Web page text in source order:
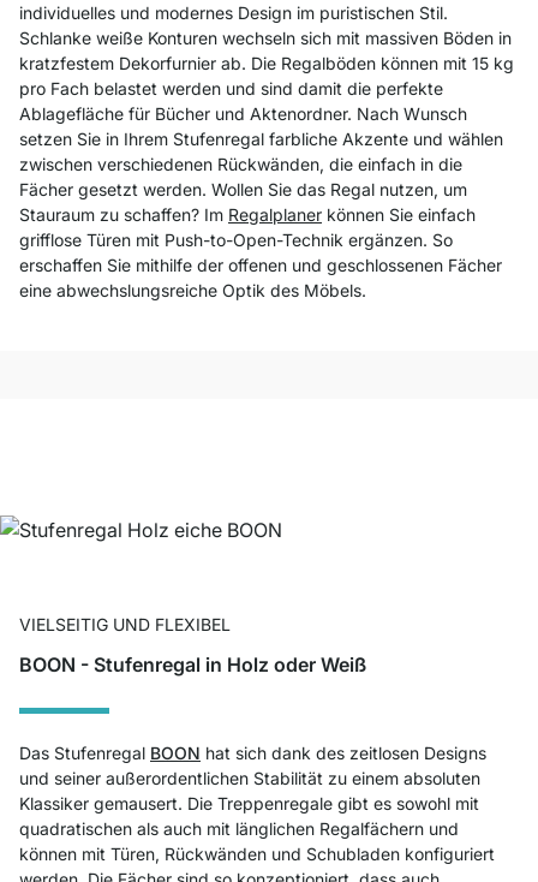
individuelles und modernes Design im puristischen Stil.
Schlanke weiße Konturen wechseln sich mit massiven Böden in
kratzfestem Dekorfurnier ab. Die Regalböden können mit 15 kg
pro Fach belastet werden und sind damit die perfekte
Ablagefläche für Bücher und Aktenordner. Nach Wunsch
setzen Sie in Ihrem Stufenregal farbliche Akzente und wählen
zwischen verschiedenen Rückwänden, die einfach in die
Fächer gesetzt werden. Wollen Sie das Regal nutzen, um
Stauraum zu schaffen? Im Regalplaner können Sie einfach
grifflose Türen mit Push-to-Open-Technik ergänzen. So
erschaffen Sie mithilfe der offenen und geschlossenen Fächer
eine abwechslungsreiche Optik des Möbels.
VIELSEITIG UND FLEXIBEL
BOON - Stufenregal in Holz oder Weiß
Das Stufenregal BOON hat sich dank des zeitlosen Designs
und seiner außerordentlichen Stabilität zu einem absoluten
Klassiker gemausert. Die Treppenregale gibt es sowohl mit
quadratischen als auch mit länglichen Regalfächern und
können mit Türen, Rückwänden und Schubladen konfiguriert